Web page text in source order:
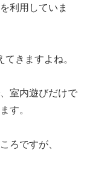
利用していま
きますよね。
室内遊びだけで
す。
ろですが、